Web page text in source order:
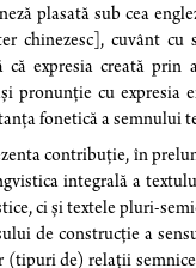
plasată sub cea
chinezesc], cuvânt
că expresia creată
pronunție cu expresia
fonetică a semnului
contribuție, în
integrală a
ci și textele pluri-
de construcție a
de) relații semnice